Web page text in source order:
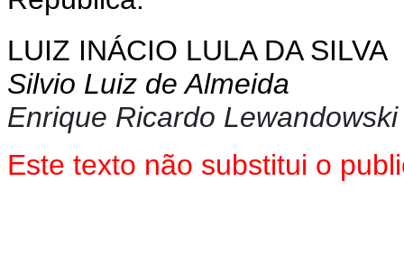
LUIZ INÁCIO LULA DA SILVA
Silvio Luiz de Almeida
Enrique Ricardo Lewandowski
Este texto não substitui o